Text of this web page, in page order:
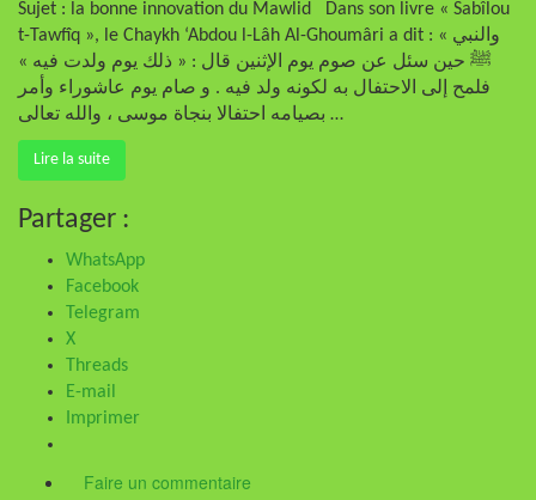
Sujet : la bonne innovation du Mawlid Dans son livre « Sabîlou
t-Tawfîq », le Chaykh ‘Abdou l-Lâh Al-Ghoumâri a dit : « والنبي
ﷺ حين سئل عن صوم يوم الإثنين قال : « ذلك يوم ولدت فيه »
فلمح إلى الاحتفال به لكونه ولد فيه . و صام يوم عاشوراء وأمر
بصيامه احتفالا بنجاة موسى ، والله تعالى …
Lire la suite
Partager :
WhatsApp
Facebook
Telegram
X
Threads
E-mail
Imprimer
Faire un commentaire